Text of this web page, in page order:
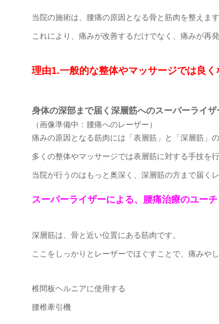
当院の施術は、腰痛の原因となる骨と筋肉を整えま
これにより、痛みが改善するだけでなく、痛みが再
理由1.一般的な整体やマッサージでは良
身体の深部まで届く深層筋へのスーパーライ
（画像準備中：腰痛へのレーザー）
痛みの原因となる筋肉には「表層筋」と「深層筋」
多くの整体やマッサージでは表層筋に対する手技を
当院が行うのはもっと奥深く、深層筋の方まで届く
スーパーライザーによる、腰痛治療のユー
深層筋は、骨と近い位置にある筋肉です。
ここをしっかりとレーザーでほぐすことで、痛みや
椎間板ヘルニアに使用する
腰椎牽引機